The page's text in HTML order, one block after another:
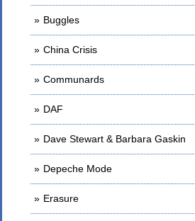
Buggles
China Crisis
Communards
DAF
Dave Stewart & Barbara Gaskin
Depeche Mode
Erasure